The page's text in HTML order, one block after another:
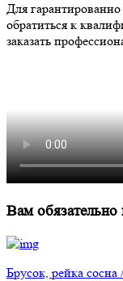
Для
обратиться к
заказать
Вам обязательно
Брусок, рейка сосна